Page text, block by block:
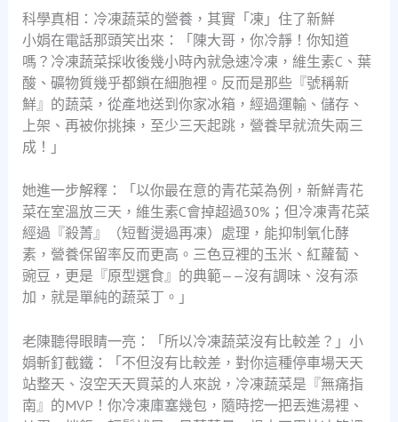
科學真相：冷凍蔬菜的營養，其實「凍」住了新鮮
小娟在電話那頭笑出來：「陳大哥，你冷靜！你知道
嗎？冷凍蔬菜採收後幾小時內就急速冷凍，維生素C、葉
酸、礦物質幾乎都鎖在細胞裡。反而是那些『號稱新
鮮』的蔬菜，從產地送到你家冰箱，經過運輸、儲存、
上架、再被你挑揀，至少三天起跳，營養早就流失兩三
成！」
她進一步解釋：「以你最在意的青花菜為例，新鮮青花
菜在室溫放三天，維生素C會掉超過30%；但冷凍青花菜
經過『殺菁』（短暫燙過再凍）處理，能抑制氧化酵
素，營養保留率反而更高。三色豆裡的玉米、紅蘿蔔、
豌豆，更是『原型選食』的典範——沒有調味、沒有添
加，就是單純的蔬菜丁。」
老陳聽得眼睛一亮：「所以冷凍蔬菜沒有比較差？」小
娟斬釘截鐵：「不但沒有比較差，對你這種停車場天天
站整天、沒空天天買菜的人來說，冷凍蔬菜是『無痛指
南』的MVP！你冷凍庫塞幾包，隨時挖一把丟進湯裡、